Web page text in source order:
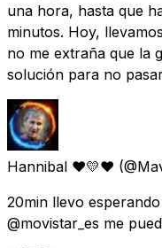
una hora, hasta que
minutos. Hoy,
no me extraña que la
solución para no
Hannibal ❤💛❤
20min llevo
@movistar_es me